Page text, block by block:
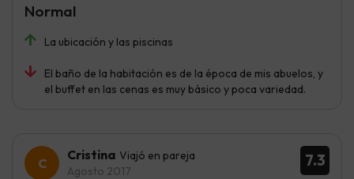
La ubicación y las piscinas
El baño de la habitación es de la época de mis abuelos, y
el buffet en las cenas es muy básico y poca variedad.
Normal
7.3
Cristina Viajó en pareja
Agosto 2017